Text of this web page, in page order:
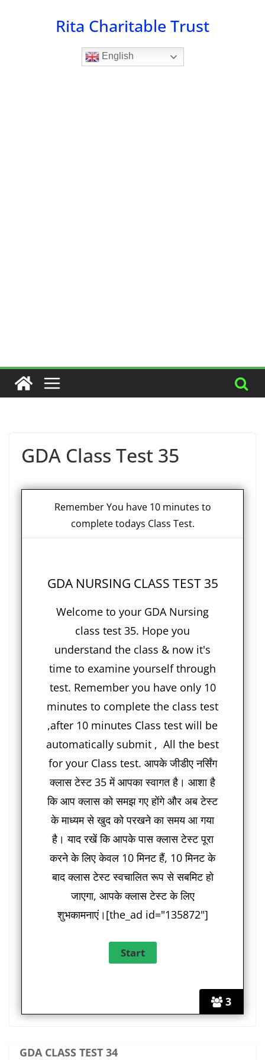
Rita Charitable Trust
English
GDA Class Test 35
3
Remember You have 10 minutes to
complete todays Class Test.
GDA NURSING CLASS TEST 35
Welcome to your GDA Nursing
class test 35. Hope you
understand the class & now it's
time to examine yourself through
test. Remember you have only 10
minutes to complete the class test
,after 10 minutes Class test will be
automatically submit , All the best
for your Class test. आपके जीडीए नर्सिंग
क्लास टेस्ट 35 में आपका स्वागत है। आशा है
कि आप क्लास को समझ गए होंगे और अब टेस्ट
के माध्यम से खुद को परखने का समय आ गया
है। याद रखें कि आपके पास क्लास टेस्ट पूरा
करने के लिए केवल 10 मिनट हैं, 10 मिनट के
बाद क्लास टेस्ट स्वचालित रूप से सबमिट हो
जाएगा, आपके क्लास टेस्ट के लिए
शुभकामनाएं।[the_ad id="135872"]
GDA CLASS TEST 34